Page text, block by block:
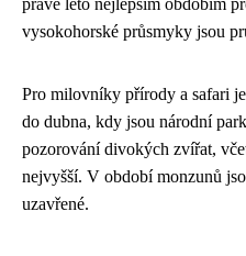
právě léto nejlepším obdobím
vysokohorské průsmyky jsou
Pro milovníky přírody a safari
do dubna, kdy jsou národní
pozorování divokých zvířat,
nejvyšší. V období monzunů
uzavřené.